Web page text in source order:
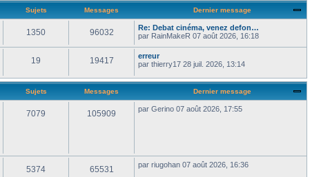
Sujets Messages Dernier message
1350 96032
Re: Debat cinéma, venez defon…
par RainMakeR 07 août 2026, 16:18
19 19417
erreur
par thierry17 28 juil. 2026, 13:14
Sujets Messages Dernier message
7079 105909 par Gerino 07 août 2026, 17:55
5374 65531 par riugohan 07 août 2026, 16:36